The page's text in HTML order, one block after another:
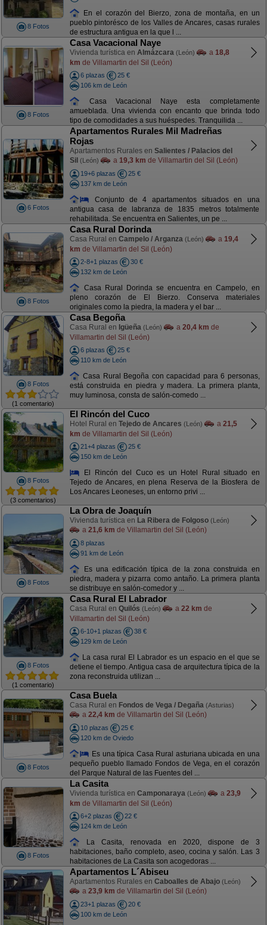
8 Fotos
En el corazón del Bierzo, zona de montaña, en un
pueblo pintorésco de los Valles de Ancares, casas rurales
de estructura antigua en la que l ...
8 Fotos
Casa Vacacional Naye
Vivienda turística en Almázcara (León) a 18,8
km de Villamartin del Sil (León)
6 plazas
25 €
106 km de León
Casa Vacacional Naye esta completamente
amueblada. Una vivienda con encanto que brinda todo
tipo de comodidades a sus huéspedes. Tranquilida ...
6 Fotos
Apartamentos Rurales Mil Madreñas
Rojas
Apartamentos Rurales en Salientes / Palacios del
Sil (León) a 19,3 km de Villamartin del Sil (León)
19+6 plazas
25 €
137 km de León
Conjunto de 4 apartamentos situados en una
antigua casa de labranza de 1835 metros totalmente
rehabilitada. Se encuentra en Salientes, un pe ...
8 Fotos
Casa Rural Dorinda
Casa Rural en Campelo / Arganza (León) a 19,4
km de Villamartin del Sil (León)
2-8+1 plazas
30 €
132 km de León
Casa Rural Dorinda se encuentra en Campelo, en
pleno corazón de El Bierzo. Conserva materiales
originales como la piedra, la madera y el bar ...
8 Fotos
(1 comentario)
Casa Begoña
Casa Rural en Igüeña (León) a 20,4 km de
Villamartin del Sil (León)
6 plazas
25 €
110 km de León
Casa Rural Begoña con capacidad para 6 personas,
está construida en piedra y madera. La primera planta,
muy luminosa, consta de salón-comedo ...
8 Fotos
(3 comentarios)
El Rincón del Cuco
Hotel Rural en Tejedo de Ancares (León) a 21,5
km de Villamartin del Sil (León)
21+4 plazas
25 €
150 km de León
El Rincón del Cuco es un Hotel Rural situado en
Tejedo de Ancares, en plena Reserva de la Biosfera de
Los Ancares Leoneses, un entorno privi ...
8 Fotos
La Obra de Joaquín
Vivienda turística en La Ribera de Folgoso (León)
a 21,6 km de Villamartin del Sil (León)
8 plazas
91 km de León
Es una edificación típica de la zona construida en
piedra, madera y pizarra como antaño. La primera planta
se distribuye en salón-comedor y ...
8 Fotos
(1 comentario)
Casa Rural El Labrador
Casa Rural en Quilós (León) a 22 km de
Villamartin del Sil (León)
6-10+1 plazas
38 €
129 km de León
La casa rural El Labrador es un espacio en el que se
detiene el tiempo. Antigua casa de arquitectura típica de la
zona reconstruida utilizan ...
8 Fotos
Casa Buela
Casa Rural en Fondos de Vega / Degaña (Asturias)
a 22,4 km de Villamartin del Sil (León)
10 plazas
25 €
120 km de Oviedo
Es una típica Casa Rural asturiana ubicada en una
pequeño pueblo llamado Fondos de Vega, en el corazón
del Parque Natural de las Fuentes del ...
8 Fotos
La Casita
Vivienda turística en Camponaraya (León) a 23,9
km de Villamartin del Sil (León)
6+2 plazas
22 €
124 km de León
La Casita, renovada en 2020, dispone de 3
habitaciones, baño completo, aseo, cocina y salón. Las 3
habitaciones de La Casita son acogedoras ...
Apartamentos L´Abiseu
Apartamentos Rurales en Caboalles de Abajo (León)
a 23,9 km de Villamartin del Sil (León)
23+1 plazas
20 €
100 km de León